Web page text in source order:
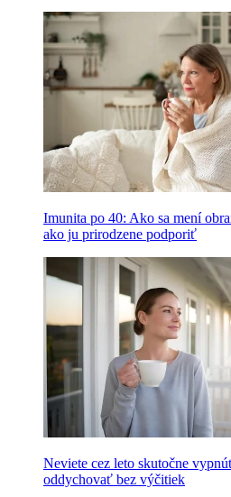
Imunita po 40: Ako sa mení
ako ju prirodzene podporiť
Neviete cez leto skutočne
oddychovať bez výčitiek